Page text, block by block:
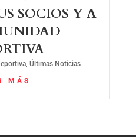
SOCIOS Y A
, Últimas Noticias
MÁS